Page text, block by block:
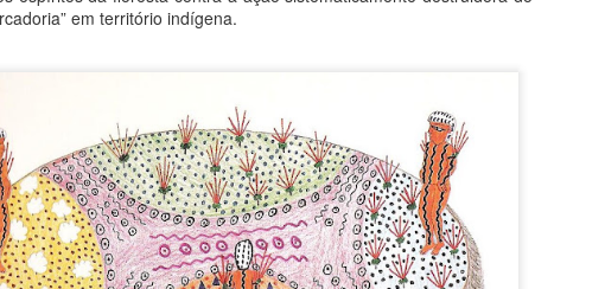
em território indígena.
Igreja de Saint Chapelle é a
expressão mais sofisticada da
luzes e cores arrebata a alma do
visitante. Mais de ¾ de todas as
paredes é feita de vidro, com
mais de 1100 imagens sagradas
em vitrais coloridos que ocupam
700 m2 em 15 painéis de 15
metros de altura.
peça de latão datada do começo
Metropolitan N.Y.
Além dos Preconceitos de Arte
"A potência de Auxiliadora está na capacidade de simultaneamente
pertencer e despertencer: sua obra é fruto de um trânsito constante
entre tradição e modernidade, o rural e o urbano, moda e cultura pop,
religiosidade e sincretismo, gênero e raça, singularidade e coletividade,
espaço público e privado, entre outros binômios mais ou menos
harmoniosos.